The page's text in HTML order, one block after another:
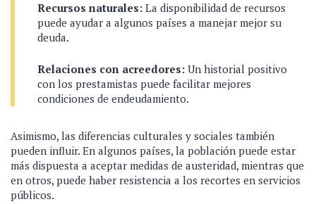
Recursos naturales: La disponibilidad de recursos
puede ayudar a algunos países a manejar mejor su
deuda.
Relaciones con acreedores: Un historial positivo
con los prestamistas puede facilitar mejores
condiciones de endeudamiento.
Asimismo, las diferencias culturales y sociales también
pueden influir. En algunos países, la población puede estar
más dispuesta a aceptar medidas de austeridad, mientras que
en otros, puede haber resistencia a los recortes en servicios
públicos.